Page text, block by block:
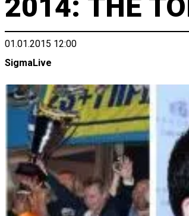
2014: ΤΗΕ
01.01.2015 12:00
SigmaLive